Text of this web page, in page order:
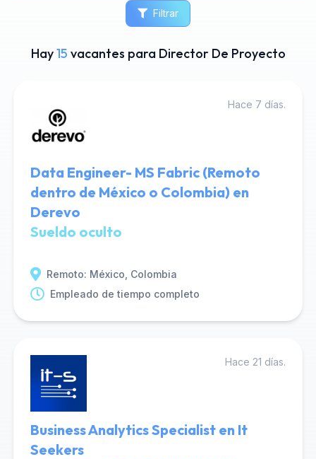
Filtrar
Hay15 vacantes para Director De Proyecto
Hace 7 días.
Data Engineer- MS Fabric (Remoto
dentro de México o Colombia) en
Derevo
Sueldo oculto
Remoto: México, Colombia
Empleado de tiempo completo
Hace 21 días.
Business Analytics Specialist en It
Seekers